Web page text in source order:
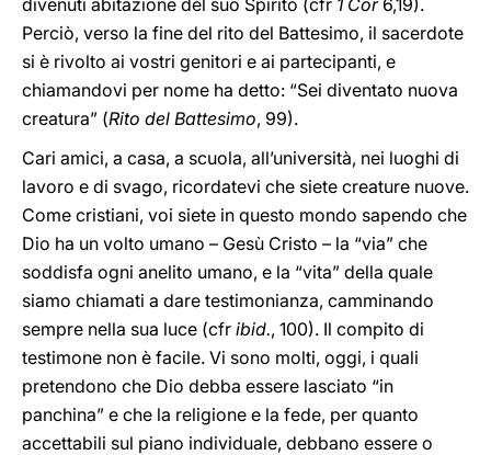
divenuti abitazione del suo Spirito (cfr 1 Cor6,19).
Perciò, verso la fine del rito del Battesimo, il sacerdote
si è rivolto ai vostri genitori e ai partecipanti, e
chiamandovi per nome ha detto: “Sei diventato nuova
creatura” (Rito del Battesimo, 99).
Cari amici, a casa, a scuola, all’università, nei luoghi di
lavoro e di svago, ricordatevi che siete creature nuove.
Come cristiani, voi siete in questo mondo sapendo che
Dio ha un volto umano – Gesù Cristo – la “via” che
soddisfa ogni anelito umano, e la “vita” della quale
siamo chiamati a dare testimonianza, camminando
sempre nella sua luce (cfr ibid., 100). Il compito di
testimone non è facile. Vi sono molti, oggi, i quali
pretendono che Dio debba essere lasciato “in
panchina” e che la religione e la fede, per quanto
accettabili sul piano individuale, debbano essere o